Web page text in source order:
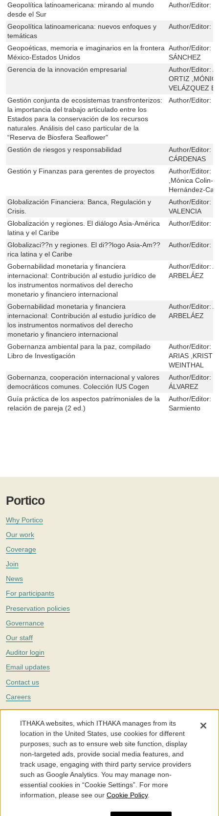
Geopolítica latinoamericana: mirando al mundo
desde el Sur
Author/Editor:
Geopolítica latinoamericana: nuevos enfoques y
temáticas
Author/Editor:
Geopoéticas, memoria e imaginarios en la frontera
México-Estados Unidos
Author/Editor:
SÁNCHEZ
Gerencia de la innovación empresarial
Author/Editor:
ORTIZ
VELÁZQUEZ
Gestión conjunta de ecosistemas transfronterizos:
la importancia del trabajo articulado entre los
Estados para la conservación de los recursos
naturales. Análisis del caso particular de la
“Reserva de Biosfera Seaflower"
Author/Editor:
Gestión de riesgos y responsabilidad Author/Editor:
CÁRDENAS
Gestión y Finanzas para gerentes de proyectos
Author/Editor:
,Mónica Colin-
Hernández-
Globalización Financiera: Banca, Regulación y
Crisis.
Author/Editor:
VALENCIA
Globalización y regiones. El diálogo Asia-América
latina y el Caribe
Author/Editor:
Globalizaci??n y regiones. El di??logo Asia-Am??
rica latina y el Caribe
Author/Editor:
Gobernabilidad monetaria y financiera
internacional: Contribución al estudio jurídico de
los instrumentos normativos del derecho
monetario y financiero internacional
Author/Editor:
ARBELÁEZ
Gobernabilidad monetaria y financiera
internacional: Contribución al estudio jurídico de
los instrumentos normativos del derecho
monetario y financiero internacional
Author/Editor:
ARBELÁEZ
Gobernanza ambiental para la paz, compilado
Libro de Investigación
Author/Editor:
ARIAS
WEINTHAL
Gobernanza, cooperación internacional y valores
democráticos comunes. Colección IUS Cogen
Author/Editor:
ÁLVAREZ
Guía práctica de los aspectos patrimoniales de la
relación de pareja (2 ed.)
Author/Editor:
Sarmiento
Portico
Why Portico
Our work
Coverage
Join
News
For participants
Preservation policies
Governance
Our staff
Auditor login
Email updates
Contact us
Careers
Twitter
The Portico digital preservation service is part ofITHAKA, a nonprofit
with a mission to improve access to knowledge and education for people
around the world. We believe education is key to the wellbeing of
individuals and society, and we work to make it more effective and
affordable.
©2005-2026. Portico® and ITHAKA® are trademarks of ITHAKA
Cookie Settings
ITHAKA websites, which ITHAKA manages from its
location in the United States, use cookies for different
purposes, such as to ensure web site function, display
non-targeted ads, provide social media features, and
track usage, engaging with third party service providers
such as Google Analytics. You may manage non-
essential cookies in “Cookie Settings”. For more
information, please see our Cookie Policy.